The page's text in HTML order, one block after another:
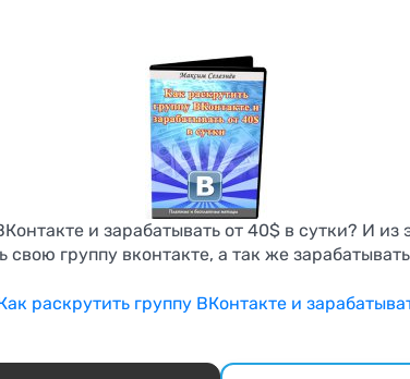
и зарабатывать от 40$ в сутки? И из
группу вконтакте, а так же